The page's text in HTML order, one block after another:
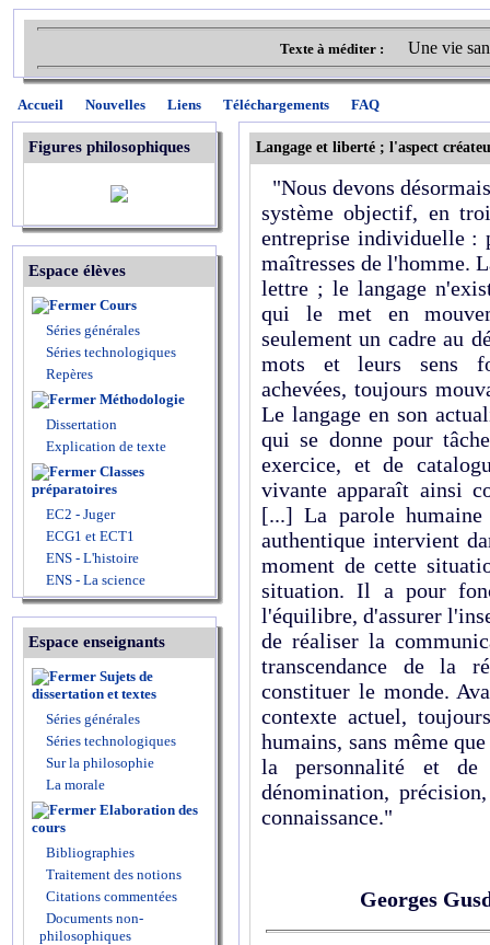
Texte à méditer : Une vie
Accueil Nouvelles Liens Téléchargements FAQ
Figures philosophiques
Espace élèves
Cours
Séries générales
Séries technologiques
Repères
Méthodologie
Dissertation
Explication de texte
Classes
préparatoires
EC2 - Juger
ECG1 et ECT1
ENS - L'histoire
ENS - La science
Espace enseignants
Sujets de
dissertation et textes
Séries générales
Séries technologiques
Sur la philosophie
La morale
Elaboration des
cours
Bibliographies
Traitement des notions
Citations commentées
Documents non-
philosophiques
Langage et liberté ; l'aspect
"Nous devons
système objectif, en
entreprise individuelle :
maîtresses de l'homme.
lettre ; le langage
qui le met en
seulement un cadre au
mots et leurs sens
achevées, toujours
Le langage en son
qui se donne pour
exercice, et de
vivante apparaît ainsi
[...] La parole
authentique intervient
moment de cette
situation. Il a pour
l'équilibre, d'assurer
de réaliser la
transcendance de la
constituer le monde.
contexte actuel,
humains, sans même
la personnalité et de
dénomination,
connaissance."
Georges